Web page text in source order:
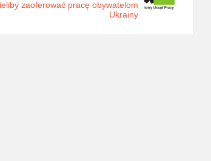
zaoferować pracę obywatelom
Ukrainy